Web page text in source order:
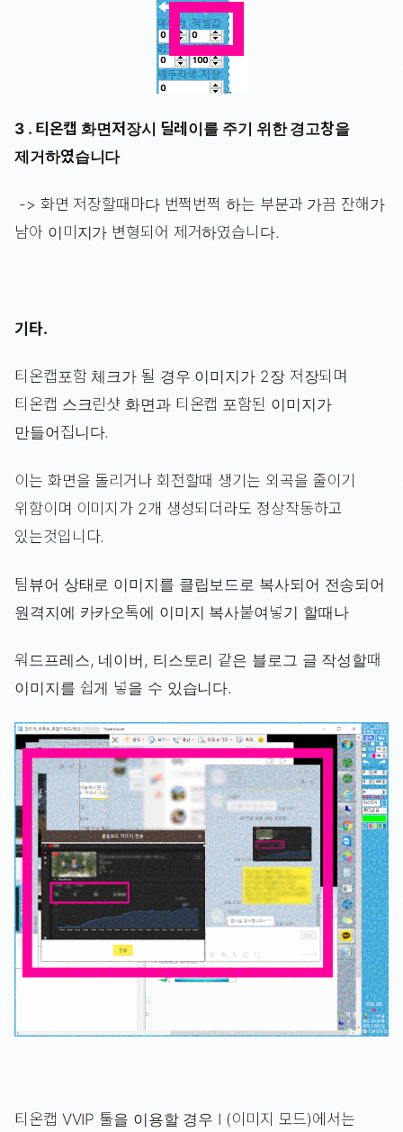
3 . 티온캡 화면저장시 딜레이를 주기 위한 경고창을
제거하였습니다
-> 화면 저장할때마다 번쩍번쩍 하는 부분과 가끔 잔해가
남아 이미지가 변형되어 제거하였습니다.
기타.
티온캡포함 체크가 될 경우 이미지가 2장 저장되며
티온캡 스크린샷 화면과 티온캡 포함된 이미지가
만들어집니다.
이는 화면을 돌리거나 회전할때 생기는 외곡을 줄이기
위함이며 이미지가 2개 생성되더라도 정상작동하고
있는것입니다.
팀뷰어 상태로 이미지를 클립보드로 복사되어 전송되어
원격지에 카카오톡에 이미지 복사붙여넣기 할때나
워드프레스, 네이버, 티스토리 같은 블로그 글 작성할때
이미지를 쉽게 넣을 수 있습니다.
티온캡 VVIP 툴을 이용할 경우 I (이미지 모드)에서는